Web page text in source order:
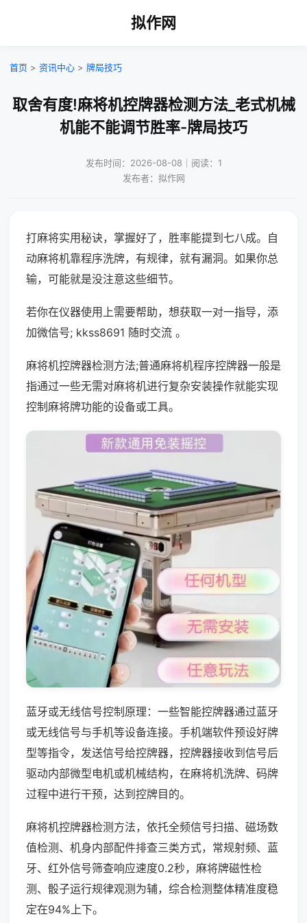
拟作网
首页 > 资讯中心 > 牌局技巧
取舍有度!麻将机控牌器检测方法_老式机械
机能不能调节胜率-牌局技巧
发布时间：2026-08-08｜阅读：1
发布者：拟作网
打麻将实用秘诀，掌握好了，胜率能提到七八成。自
动麻将机靠程序洗牌，有规律，就有漏洞。如果你总
输，可能就是没注意这些细节。
若你在仪器使用上需要帮助，想获取一对一指导，添
加微信号; kkss8691 随时交流 。
麻将机控牌器检测方法;普通麻将机程序控牌器一般是
指通过一些无需对麻将机进行复杂安装操作就能实现
控制麻将牌功能的设备或工具。
蓝牙或无线信号控制原理：一些智能控牌器通过蓝牙
或无线信号与手机等设备连接。手机端软件预设好牌
型等指令，发送信号给控牌器，控牌器接收到信号后
驱动内部微型电机或机械结构，在麻将机洗牌、码牌
过程中进行干预，达到控牌目的。
麻将机控牌器检测方法，依托全频信号扫描、磁场数
值检测、机身内部配件排查三类方式，常规射频、蓝
牙、红外信号筛查响应速度0.2秒，麻将牌磁性检
测、骰子运行规律观测为辅，综合检测整体精准度稳
定在94%上下。